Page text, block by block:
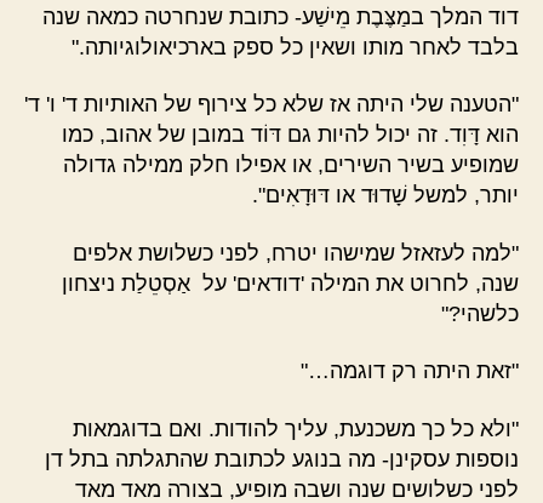
דוד המלך במַצֶּבֶת מֵישַׁע- כתובת שנחרטה כמאה שנה
בלבד לאחר מותו ושאין כל ספק בארכיאולוגיותה."
"הטענה שלי היתה אז שלא כל צירוף של האותיות ד' ו' ד'
הוא דָּוִד. זה יכול להיות גם דּוֹד במובן של אהוב, כמו
שמופיע בשיר השירים, או אפילו חלק ממילה גדולה
יותר, למשל שָׁדוּד או דּוּדָאִים".
"למה לעזאזל שמישהו יטרח, לפני כשלושת אלפים
שנה, לחרוט את המילה 'דודאים' על אַסְטֵלַת ניצחון
כלשהי?"
"זאת היתה רק דוגמה…"
"ולא כל כך משכנעת, עליך להודות. ואם בדוגמאות
נוספות עסקינן- מה בנוגע לכתובת שהתגלתה בתל דן
לפני כשלושים שנה ושבה מופיע, בצורה מאד מאד